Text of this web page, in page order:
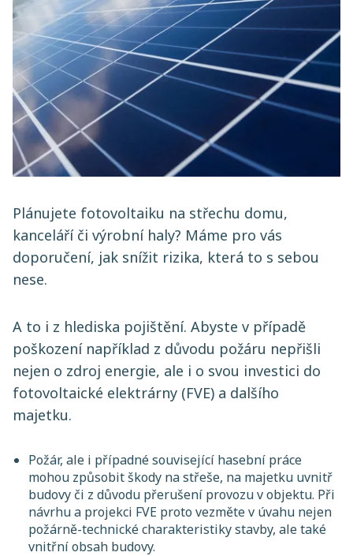
Plánujete fotovoltaiku na střechu domu,
kanceláří či výrobní haly? Máme pro vás
doporučení, jak snížit rizika, která to s sebou
nese.
A to i z hlediska pojištění. Abyste v případě
poškození například z důvodu požáru nepřišli
nejen o zdroj energie, ale i o svou investici do
fotovoltaické elektrárny (FVE) a dalšího
majetku.
Požár, ale i případné související hasební práce
mohou způsobit škody na střeše, na majetku uvnitř
budovy či z důvodu přerušení provozu v objektu. Při
návrhu a projekci FVE proto vezměte v úvahu nejen
požárně-technické charakteristiky stavby, ale také
vnitřní obsah budovy.